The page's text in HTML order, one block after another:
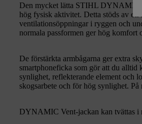
Den mycket lätta STIHL DYNAMIC
hög fysisk aktivitet. Detta stöds av ett
ventilationsöppningar i ryggen och
normala passformen ger hög komfort
De förstärkta armbågarna ger extra
smartphoneficka som gör att du alltid
synlighet, reflekterande element och
skogsarbete och för hög synlighet.
DYNAMIC Vent-jackan kan tvättas i